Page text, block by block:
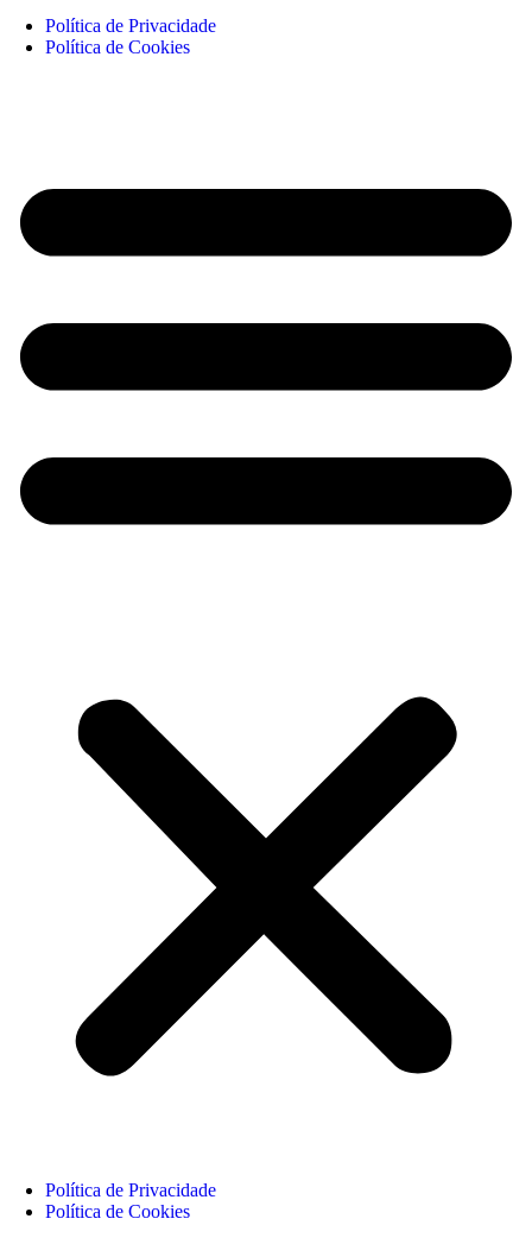
Política de Privacidade
Política de Cookies
Política de Privacidade
Política de Cookies